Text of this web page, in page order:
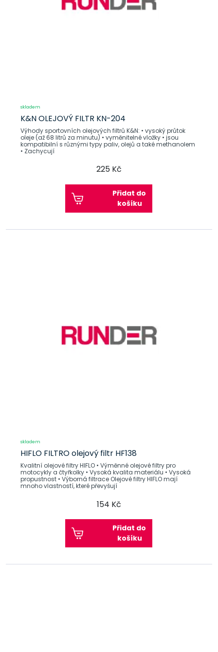
skladem
K&N OLEJOVÝ FILTR KN-204
Výhody sportovních olejových filtrů K&N: • vysoký průtok
oleje (až 68 litrů za minutu) • vyměnitelné vložky • jsou
kompatibilní s různými typy paliv, olejů a také methanolem
• Zachycují
225 Kč
Přidat do
košíku
skladem
HIFLO FILTRO olejový filtr HF138
Kvalitní olejové filtry HIFLO • Výměnné olejové filtry pro
motocykly a čtyřkolky • Vysoká kvalita materiálu • Vysoká
propustnost • Výborná filtrace Olejové filtry HIFLO mají
mnoho vlastností, které převyšují
154 Kč
Přidat do
košíku